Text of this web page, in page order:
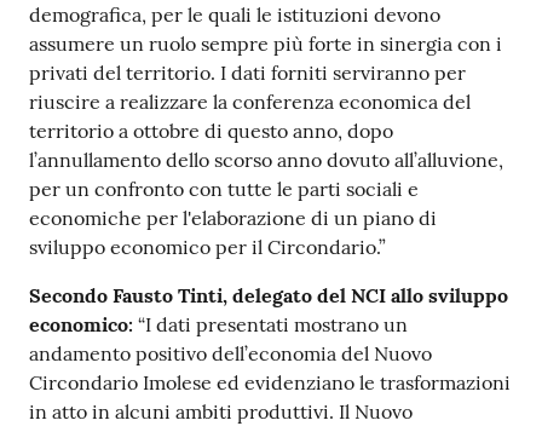
demografica, per le quali le istituzioni devono
assumere un ruolo sempre più forte in sinergia con i
privati del territorio. I dati forniti serviranno per
riuscire a realizzare la conferenza economica del
territorio a ottobre di questo anno, dopo
l’annullamento dello scorso anno dovuto all’alluvione,
per un confronto con tutte le parti sociali e
economiche per l'elaborazione di un piano di
sviluppo economico per il Circondario.”
Secondo Fausto Tinti, delegato del NCI allo sviluppo
economico: “I dati presentati mostrano un
andamento positivo dell’economia del Nuovo
Circondario Imolese ed evidenziano le trasformazioni
in atto in alcuni ambiti produttivi. Il Nuovo